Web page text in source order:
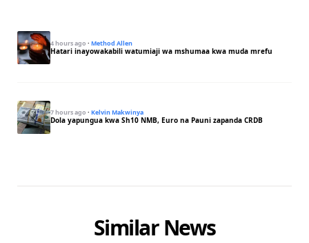
4 hours ago · Method Allen
Hatari inayowakabili watumiaji wa mshumaa kwa muda mrefu
7 hours ago · Kelvin Makwinya
Dola yapungua kwa Sh10 NMB, Euro na Pauni zapanda CRDB
Similar News